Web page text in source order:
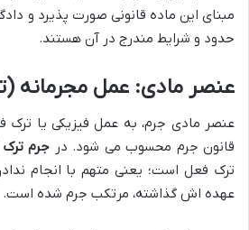
مبنای این ماده قانونی صورت پذیرد و
حدود و شرایط مندرج در آن هستند.
عنصر مادی: عمل مجرمانه
عنصر مادی جرم، به عمل فیزیکی یا ترک
قانون جرم محسوب می شود. در جرم ترک
ترک فعل است؛ یعنی متهم با انجام
عهده اش گذاشته، مرتکب جرم شده است.